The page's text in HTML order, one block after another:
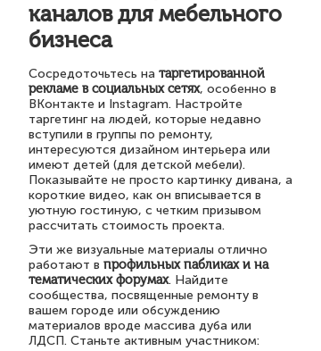
каналов для мебельного
бизнеса
Сосредоточьтесь на таргетированной
рекламе в социальных сетях, особенно в
ВКонтакте и Instagram. Настройте
таргетинг на людей, которые недавно
вступили в группы по ремонту,
интересуются дизайном интерьера или
имеют детей (для детской мебели).
Показывайте не просто картинку дивана, а
короткие видео, как он вписывается в
уютную гостиную, с четким призывом
рассчитать стоимость проекта.
Эти же визуальные материалы отлично
работают в профильных пабликах и на
тематических форумах. Найдите
сообщества, посвященные ремонту в
вашем городе или обсуждению
материалов вроде массива дуба или
ЛДСП. Станьте активным участником: